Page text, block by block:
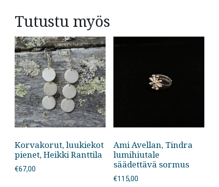
Tutustu myös
Korvakorut, luukiekot
pienet, Heikki Ranttila
€67,00
Ami Avellan, Tindra
lumihiutale
säädettävä sormus
€115,00